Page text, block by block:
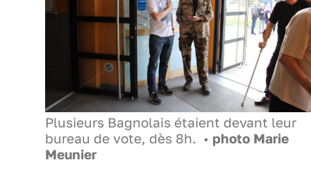
Plusieurs Bagnolais étaient devant leur
bureau de vote, dès 8h. • photo Marie
Meunier